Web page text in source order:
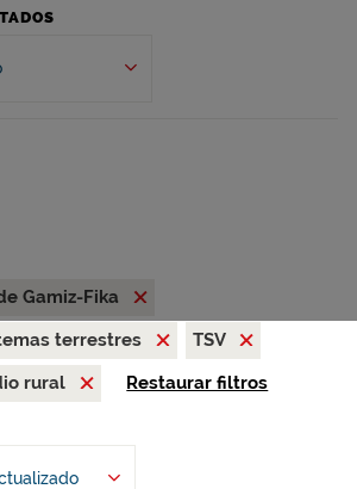
Gamiz-Fika
terrestres
TSV
rural Restaurar filtros